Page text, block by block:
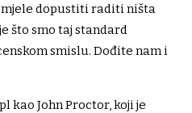
dopustiti raditi ništa
što smo taj standard
smislu. Dođite nam i
kao John Proctor, koji je